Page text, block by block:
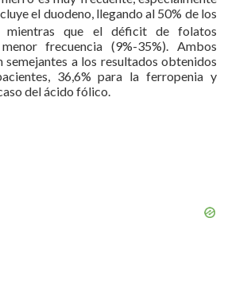
el duodeno, llegando al 50% de los
mientras que el déficit de folatos
frecuencia (9%-35%). Ambos
semejantes a los resultados obtenidos
36,6% para la ferropenia y
del ácido fólico.